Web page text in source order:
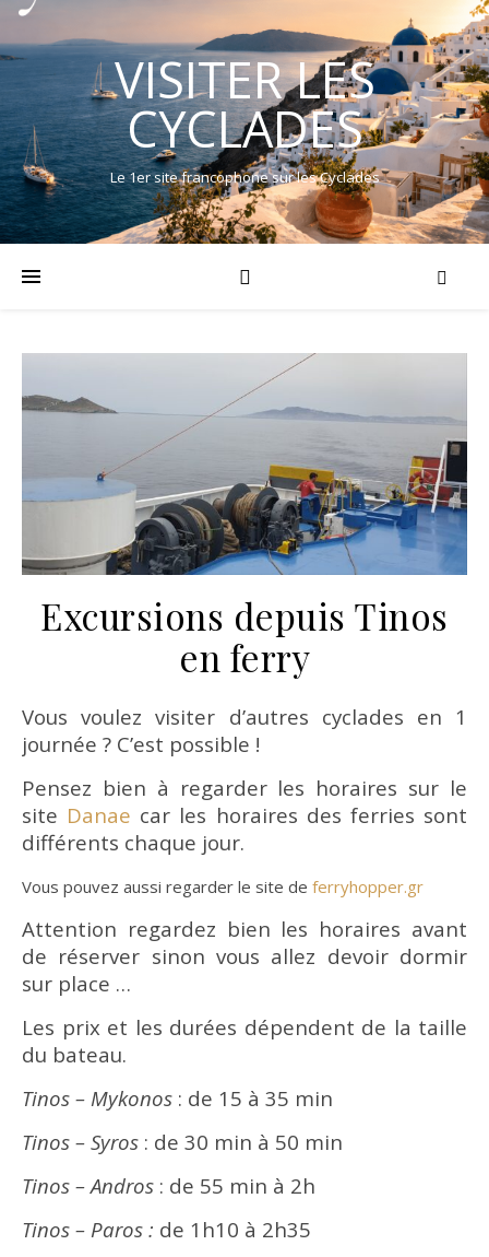
VISITER LES
CYCLADES
Le 1er site francophone sur les Cyclades
Excursions depuis Tinos
en ferry
Vous voulez visiter d’autres cyclades en 1
journée ? C’est possible !
Pensez bien à regarder les horaires sur le
site Danae car les horaires des ferries sont
différents chaque jour.
Vous pouvez aussi regarder le site de ferryhopper.gr
Attention regardez bien les horaires avant
de réserver sinon vous allez devoir dormir
sur place …
Les prix et les durées dépendent de la taille
du bateau.
Tinos – Mykonos : de 15 à 35 min
Tinos – Syros : de 30 min à 50 min
Tinos – Andros : de 55 min à 2h
Tinos – Paros : de 1h10 à 2h35